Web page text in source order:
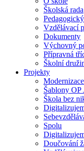
Školská rada
Vzdělávací
Dokumenty
Výchovný
Přípravná
Školní
Projekty
Šablony OP
Škola bez
Spolu
Doučování